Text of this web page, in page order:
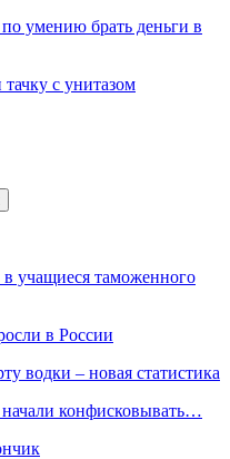
умению брать деньги в
с унитазом
учащиеся таможенного
в России
водки – новая статистика
конфисковывать…